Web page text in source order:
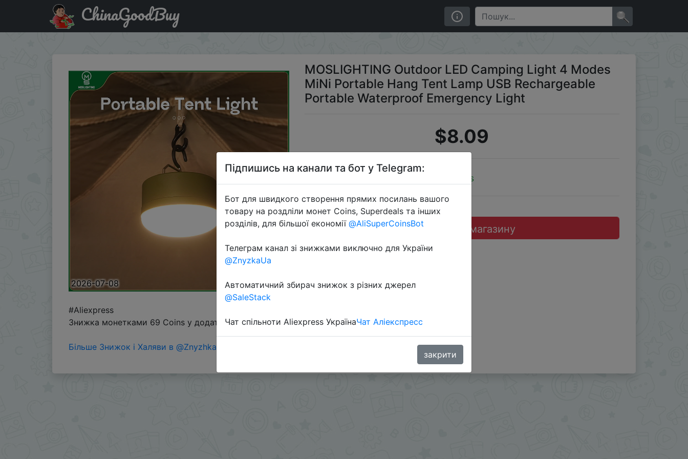
Придбати по акціи MOSLIGHTING Outdoor LED Camping Light 4 Modes MiNi Portable Hang Tent Lamp USB Rechargeable Portable Waterproof Emergency Light
ChinaGoodBuy
2026-07-08
MOSLIGHTING Outdoor LED Camping Light 4 Modes
MiNi Portable Hang Tent Lamp USB Rechargeable
Portable Waterproof Emergency Light
$8.09
Coins
Перейти до магазину
#Aliexpress
Знижка монетками 69 Coins у додатку через розділ монет.
Більше Знижок і Халяви в @ZnyzhkaUA
Підпишись на канали та бот у Telegram:
Бот для швидкого створення прямих посилань вашого
товару на роздліли монет Coins, Superdeals та інших
розділів, для більшої економії @AliSuperCoinsBot
Телеграм канал зі знижками виключно для України
@ZnyzkaUa
Автоматичний збирач знижок з різних джерел
@SaleStack
Чат спільноти Aliexpress УкраїнаЧат Аліекспресс
закрити